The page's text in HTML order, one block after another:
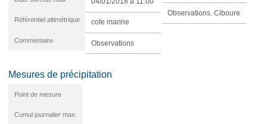
Référentiel altimétrique
Commentaire
cote marine
Observations
Observations. Ciboure
Mesures de précipitation
Point de mesure
Cumul journalier max.